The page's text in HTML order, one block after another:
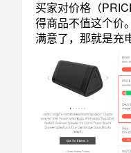
买家对价格（
得商品不值这个价
满意了，那就是充